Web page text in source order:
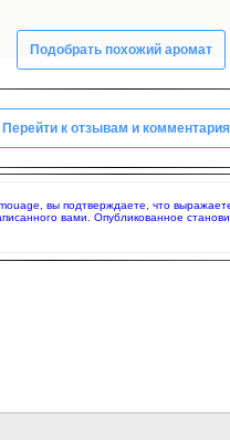
Подобрать похожий аромат
Перейти к отзывам и
вы подтверждаете, что
вами. Опубликованное